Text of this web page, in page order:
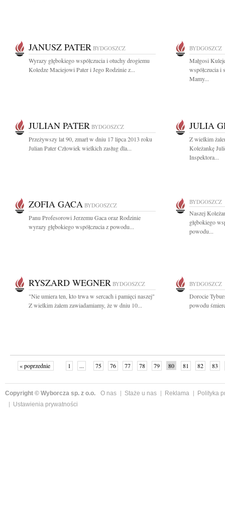
JANUSZ PATER BYDGOSZCZ
Wyrazy głębokiego współczucia i otuchy drogiemu
Koledze Maciejowi Pater i Jego Rodzinie z...
BYDGOSZCZ
Małgosi
współczucia i
Mamy...
JULIAN PATER BYDGOSZCZ
Przeżywszy lat 90, zmarł w dniu 17 lipca 2013 roku
Julian Pater Człowiek wielkich zasług dla...
JULIA
Z wielkim
Koleżankę
Inspektora...
ZOFIA GACA BYDGOSZCZ
Panu Profesorowi Jerzemu Gaca oraz Rodzinie
wyrazy głębokiego współczucia z powodu...
BYDGOSZCZ
Naszej
głębokiego
powodu...
RYSZARD WEGNER BYDGOSZCZ
"Nie umiera ten, kto trwa w sercach i pamięci naszej"
Z wielkim żalem zawiadamiamy, że w dniu 10...
BYDGOSZCZ
Dorocie
powodu
« poprzednie 1 ... 75 76 77 78 79 80 81 82
83
Copyright © Wyborcza sp. z o.o. O nas Staże u nas Reklama
Polityka
Ustawienia prywatności